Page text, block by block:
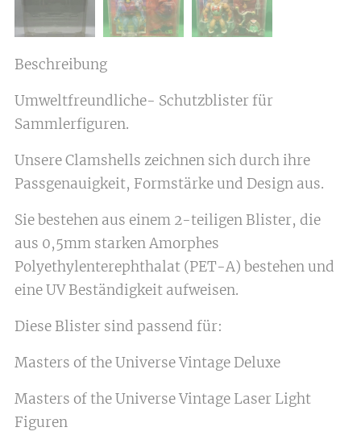
Beschreibung
Umweltfreundliche- Schutzblister für
Sammlerfiguren.
Unsere Clamshells zeichnen sich durch ihre
Passgenauigkeit, Formstärke und Design aus.
Sie bestehen aus einem 2-teiligen Blister, die
aus 0,5mm starken Amorphes
Polyethylenterephthalat (PET-A) bestehen und
eine UV Beständigkeit aufweisen.
Diese Blister sind passend für:
Masters of the Universe Vintage Deluxe
Masters of the Universe Vintage Laser Light
Figuren